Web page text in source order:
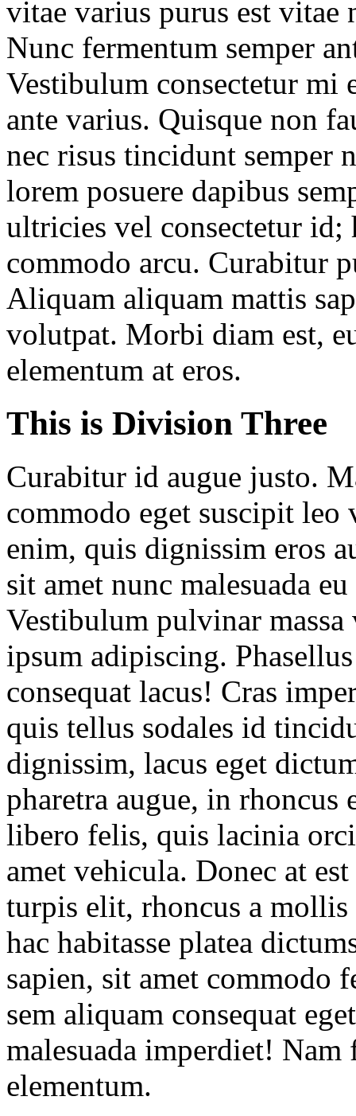
vitae varius purus est vitae
Nunc fermentum semper
Vestibulum consectetur mi
ante varius. Quisque non
nec risus tincidunt semper
lorem posuere dapibus
ultricies vel consectetur
commodo arcu. Curabitur
Aliquam aliquam mattis
volutpat. Morbi diam est,
elementum at eros.
This is Division Three
Curabitur id augue justo.
commodo eget suscipit
enim, quis dignissim eros
sit amet nunc malesuada
Vestibulum pulvinar
ipsum adipiscing.
consequat lacus! Cras
quis tellus sodales id
dignissim, lacus eget
pharetra augue, in rhoncus
libero felis, quis lacinia
amet vehicula. Donec at
turpis elit, rhoncus a
hac habitasse platea
sapien, sit amet
sem aliquam consequat
malesuada imperdiet! Nam
elementum.